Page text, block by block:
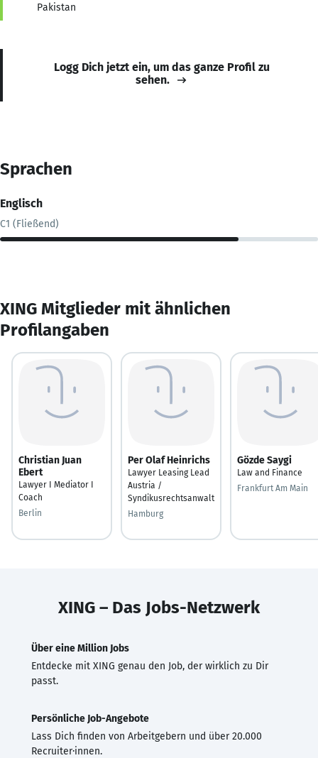
Pakistan
Logg Dich jetzt ein, um das ganze Profil zu
sehen.
Sprachen
Englisch
C1 (Fließend)
XING Mitglieder mit ähnlichen
Profilangaben
Christian Juan
Ebert
Lawyer I Mediator I
Coach
Berlin
Per Olaf Heinrichs
Lawyer Leasing Lead
Austria /
Syndikusrechtsanwalt
Hamburg
Gözde Saygi
Law and Finance
Frankfurt Am Main
XING – Das Jobs-Netzwerk
Über eine Million Jobs
Entdecke mit XING genau den Job, der wirklich zu Dir
passt.
Persönliche Job-Angebote
Lass Dich finden von Arbeitgebern und über 20.000
Recruiter·innen.